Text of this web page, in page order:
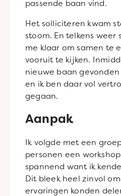
passende baan vind.
Het solliciteren kwam
stoom. En telkens weer
me klaar om samen te
vooruit te kijken.
nieuwe baan
en ik ben daar vol
gegaan.
Aanpak
Ik volgde met een
personen een
spannend want ik
Dit bleek heel zinvol
ervaringen konden